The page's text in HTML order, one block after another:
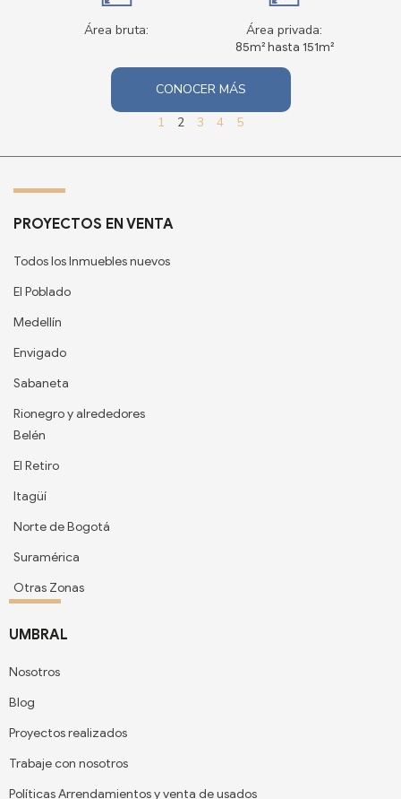
Área bruta: Área privada:
85m² hasta 151m²
CONOCER MÁS
1
2 3 4 5
PROYECTOS EN VENTA
Todos los Inmuebles nuevos
El Poblado
Medellín
Envigado
Sabaneta
Rionegro y alrededores
Belén
El Retiro
Itagüí
Norte de Bogotá
Suramérica
Otras Zonas
UMBRAL
Nosotros
Blog
Proyectos realizados
Trabaje con nosotros
Políticas Arrendamientos y venta de usados